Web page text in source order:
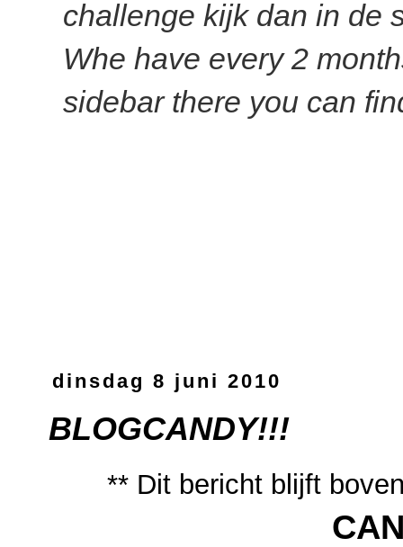
challenge kijk dan in de
Whe have every 2
sidebar there you can
dinsdag 8 juni 2010
BLOGCANDY!!!
** Dit bericht blijft